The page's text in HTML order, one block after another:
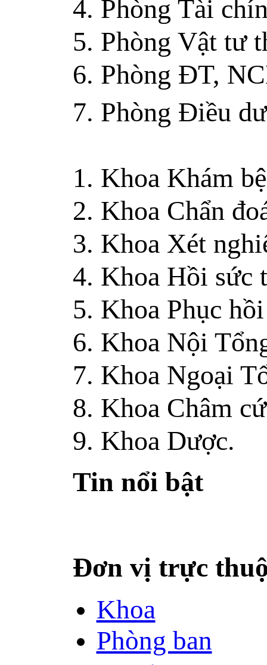
4. Phòng Tài
5. Phòng Vật tư
6. Phòng ĐT,
7. Phòng Điều
1. Khoa Khám
2. Khoa Chẩn
3. Khoa Xét
4. Khoa Hồi sức
5. Khoa Phục
6. Khoa Nội
7. Khoa Ngoại
8. Khoa Châm
9. Khoa Dược.
Tin nổi bật
Đơn vị trực
Khoa
Phòng ban